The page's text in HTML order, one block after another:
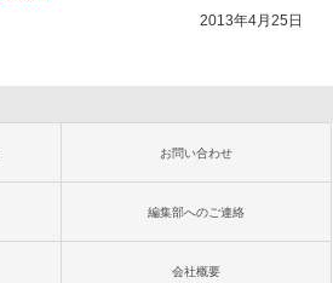
2013年4月25日
お問い合わせ
編集部へのご連絡
会社概要